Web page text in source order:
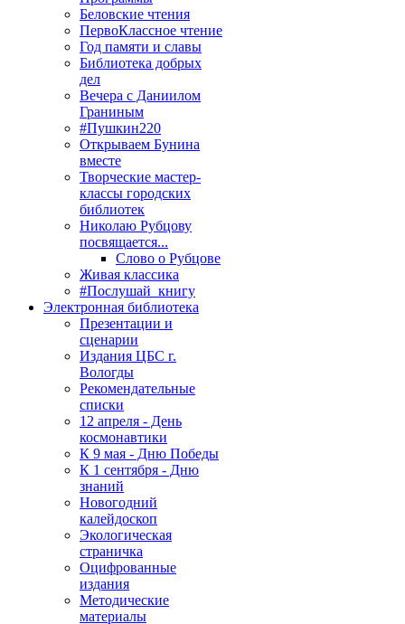
Беловские чтения
ПервоКлассное чтение
Год памяти и славы
Библиотека добрых
дел
Вечера с Даниилом
Граниным
#Пушкин220
Открываем Бунина
вместе
Творческие мастер-
классы городских
библиотек
Николаю Рубцову
посвящается...
Слово о Рубцове
Живая классика
#Послушай_книгу
Электронная библиотека
Презентации и
сценарии
Издания ЦБС г.
Вологды
Рекомендательные
списки
12 апреля - День
космонавтики
К 9 мая - Дню Победы
К 1 сентября - Дню
знаний
Новогодний
калейдоскоп
Экологическая
страничка
Оцифрованные
издания
Методические
материалы